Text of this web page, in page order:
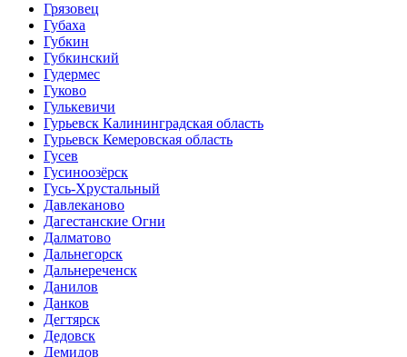
Грязовец
Губаха
Губкин
Губкинский
Гудермес
Гуково
Гулькевичи
Гурьевск Калининградская область
Гурьевск Кемеровская область
Гусев
Гусиноозёрск
Гусь-Хрустальный
Давлеканово
Дагестанские Огни
Далматово
Дальнегорск
Дальнереченск
Данилов
Данков
Дегтярск
Дедовск
Демидов